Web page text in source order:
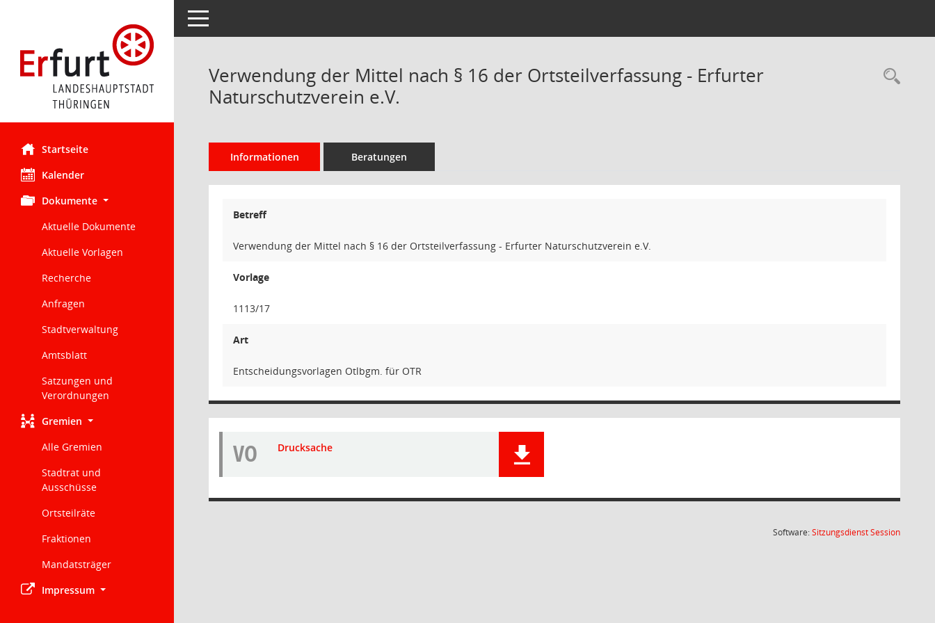
Startseite
Kalender
Dokumente
Aktuelle Dokumente
Aktuelle Vorlagen
Recherche
Anfragen
Stadtverwaltung
Amtsblatt
Satzungen und
Verordnungen
Gremien
Alle Gremien
Stadtrat und
Ausschüsse
Ortsteilräte
Fraktionen
Mandatsträger
Impressum
Toggle navigation
Verwendung der Mittel nach § 16 der Ortsteilverfassung - Erfurter
Naturschutzverein e.V.
Informationen Beratungen
Betreff
Verwendung der Mittel nach § 16 der Ortsteilverfassung - Erfurter Naturschutzverein e.V.
Vorlage
1113/17
Art
Entscheidungsvorlagen Otlbgm. für OTR
VO Drucksache
Software:SitzungsdienstSession(Wird in